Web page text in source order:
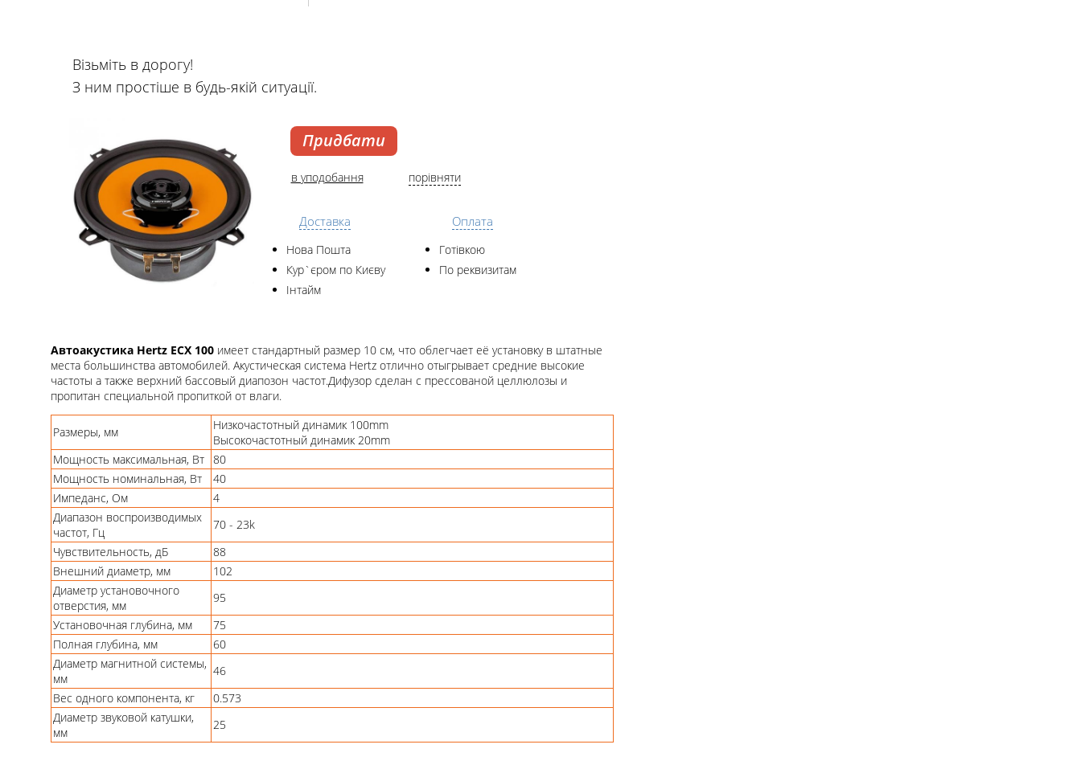
Візьміть в дорогу!
З ним простіше в будь-якій ситуації.
Придбати
в уподобання порівняти
Доставка
Нова Пошта
Кур`єром по Києву
Інтайм
Оплата
Готівкою
По реквизитам
Автоакустика Hertz ECX 100имеет стандартный размер 10 cм, что облегчает её установку в штатные
места большинства автомобилей. Акустическая система Hertz отлично отыгрывает средние высокие
частоты а также верхний бассовый диапозон частот.Дифузор сделан с прессованой целлюлозы и
пропитан специальной пропиткой от влаги.
Размеры, мм
Низкочастотный динамик 100mm
Высокочастотный динамик 20mm
Мощность максимальная, Вт
80
Мощность номинальная, Вт
40
Импеданс, Ом
4
Диапазон воспроизводимых
частот, Гц
70 - 23k
Чувствительность, дБ
88
Внешний диаметр, мм
102
Диаметр установочного
отверстия, мм
95
Установочная глубина, мм
75
Полная глубина, мм
60
Диаметр магнитной системы,
мм
46
Вес одного компонента, кг
0.573
Диаметр звуковой катушки,
мм
25